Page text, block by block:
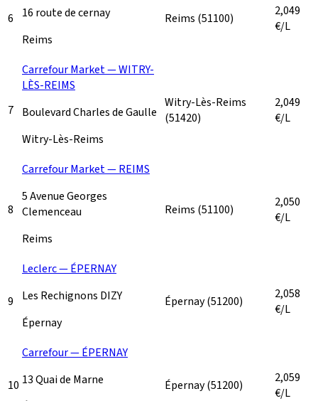
6
16 route de cernay
Reims
Reims (51100)
2,049
€/L
7
Carrefour Market — WITRY-
LÈS-REIMS
Boulevard Charles de Gaulle
Witry-Lès-Reims
Witry-Lès-Reims
(51420)
2,049
€/L
8
Carrefour Market — REIMS
5 Avenue Georges
Clemenceau
Reims
Reims (51100)
2,050
€/L
9
Leclerc — ÉPERNAY
Les Rechignons DIZY
Épernay
Épernay(51200)
2,058
€/L
10
Carrefour — ÉPERNAY
13 Quai de Marne
Épernay(51200)
2,059
€/L